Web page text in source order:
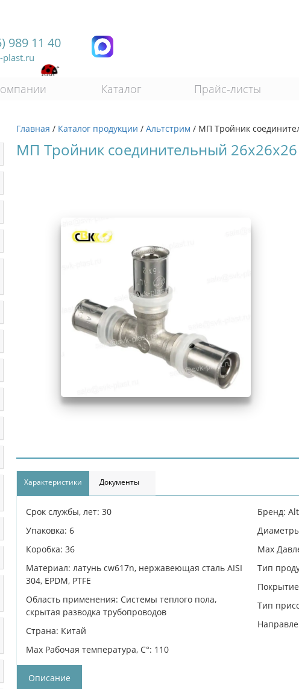
989 11 40
plast.ru
Каталог Прайс-листы
Главная / Каталог продукции / Альтстрим / МП Тройник
МП Тройник соединительный 26х26х26
Характеристики Документы
Срок службы, лет: 30
Упаковка: 6
Коробка: 36
Материал: латунь cw617n, нержавеющая сталь AISI
304, EPDM, PTFE
Область применения: Системы теплого пола,
скрытая разводка трубопроводов
Страна: Китай
Max Рабочая температура, C°: 110
Бренд:
Max
Тип
Тип
Описание